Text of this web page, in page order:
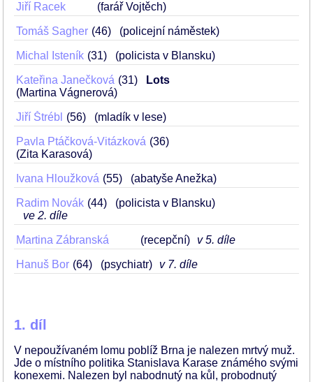
Jiří Racek (farář Vojtěch)
Tomáš Sagher 46 (policejní náměstek)
Michal Isteník 31 (policista v Blansku)
Kateřina Janečková 31
Lots
(Martina Vágnerová)
Jiří Štrébl 56 (mladík v lese)
Pavla Ptáčková-Vitázková
36
(Zita Karasová)
Ivana Hloužková 55 (abatyše Anežka)
Radim Novák 44
(policista v Blansku)
ve 2. díle
Martina Zábranská (recepční) v 5. díle
Hanuš Bor 64 (psychiatr) v 7. díle
1. díl
V nepoužívaném lomu poblíž Brna je nalezen mrtvý muž.
Jde o místního politika Stanislava Karase známého svými
konexemi. Nalezen byl nabodnutý na kůl, probodnutý